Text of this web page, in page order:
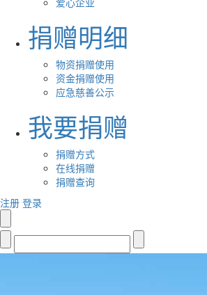
捐赠明细
物资捐赠使用
资金捐赠使用
应急慈善公示
我要捐赠
捐赠方式
在线捐赠
捐赠查询
注册 登录